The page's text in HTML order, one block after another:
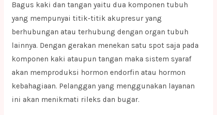
Bagus kaki dan tangan yaitu dua komponen tubuh
yang mempunyai titik-titik akupresur yang
berhubungan atau terhubung dengan organ tubuh
lainnya. Dengan gerakan menekan satu spot saja pada
komponen kaki ataupun tangan maka sistem syaraf
akan memproduksi hormon endorfin atau hormon
kebahagiaan. Pelanggan yang menggunakan layanan
ini akan menikmati rileks dan bugar.